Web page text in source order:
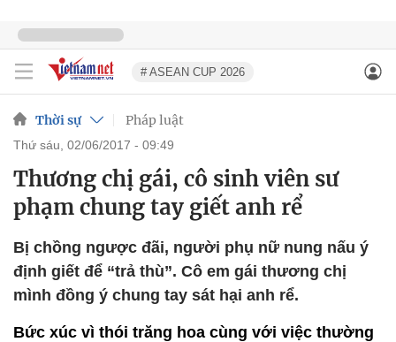
# ASEAN CUP 2026
Thời sự Pháp luật
thứ sáu, 02/06/2017 - 09:49
Thương chị gái, cô sinh viên sư
phạm chung tay giết anh rể
Bị chồng ngược đãi, người phụ nữ nung nấu ý
định giết để “trả thù”. Cô em gái thương chị
mình đồng ý chung tay sát hại anh rể.
Bức xúc vì thói trăng hoa cùng với việc thường